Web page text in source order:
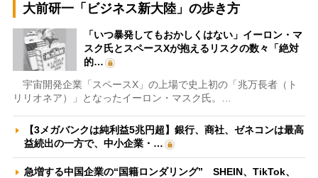
大前研一「ビジネス新大陸」の歩き方
「いつ暴発してもおかしくはない」イーロン・マ
スク氏とスペースXが抱えるリスクの数々「絶対
的…
宇宙開発企業「スペースX」の上場で史上初の「兆万長者（ト
リリオネア）」となったイーロン・マスク氏。…
【3メガバンクは純利益5兆円超】銀行、商社、ゼネコンは最高
益続出の一方で、中小企業・…
急増する中国企業の“国籍ロンダリング” SHEIN、TikTok、